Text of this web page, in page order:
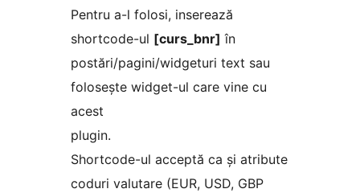
Pentru a-l folosi, inserează
shortcode-ul [curs_bnr] în
postări/pagini/widgeturi text sau
folosește widget-ul care vine cu
acest
plugin.
Shortcode-ul acceptă ca și atribute
coduri valutare (EUR, USD, GBP